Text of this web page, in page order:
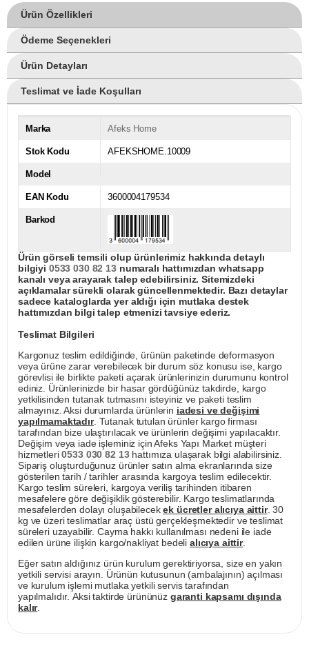
Ürün Özellikleri
Ödeme Seçenekleri
Ürün Detayları
Teslimat ve İade Koşulları
Marka Afeks Home
Stok Kodu AFEKSHOME.10009
Model
EAN Kodu 3600004179534
Barkod
Ürün görseli temsili olup ürünlerimiz hakkında detaylı
bilgiyi 0533 030 82 13numaralı hattımızdan whatsapp
kanalı veya arayarak talep edebilirsiniz. Sitemizdeki
açıklamalar sürekli olarak güncellenmektedir. Bazı detaylar
sadece kataloglarda yer aldığı için mutlaka destek
hattımızdan bilgi talep etmenizi tavsiye ederiz.
Teslimat Bilgileri
Kargonuz teslim edildiğinde, ürünün paketinde deformasyon
veya ürüne zarar verebilecek bir durum söz konusu ise, kargo
görevlisi ile birlikte paketi açarak ürünlerinizin durumunu kontrol
ediniz. Ürünlerinizde bir hasar gördüğünüz takdirde, kargo
yetkilisinden tutanak tutmasını isteyiniz ve paketi teslim
almayınız. Aksi durumlarda ürünlerin iadesi ve değişimi
yapılmamaktadır. Tutanak tutulan ürünler kargo firması
tarafından bize ulaştırılacak ve ürünlerin değişimi yapılacaktır.
Değişim veya iade işleminiz için Afeks Yapı Market müşteri
hizmetleri0533 030 82 13hattımıza ulaşarak bilgi alabilirsiniz.
Sipariş oluşturduğunuz ürünler satın alma ekranlarında size
gösterilen tarih / tarihler arasında kargoya teslim edilecektir.
Kargo teslim süreleri, kargoya veriliş tarihinden itibaren
mesafelere göre değişiklik gösterebilir. Kargo teslimatlarında
mesafelerden dolayı oluşabilecekek ücretler alıcıya aittir. 30
kg ve üzeri teslimatlar araç üstü gerçekleşmektedir ve teslimat
süreleri uzayabilir. Cayma hakkı kullanılması nedeni ile iade
edilen ürüne ilişkin kargo/nakliyat bedeli alıcıya aittir.
Eğer satın aldığınız ürün kurulum gerektiriyorsa, size en yakın
yetkili servisi arayın. Ürünün kutusunun (ambalajının) açılması
ve kurulum işlemi mutlaka yetkili servis tarafından
yapılmalıdır. Aksi taktirde ürününüz garanti kapsamı dışında
kalır.